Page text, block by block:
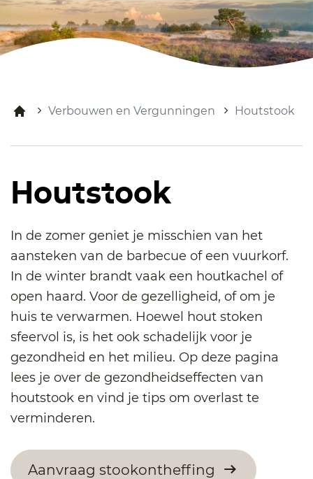
Verbouwen en Vergunningen Houtstook
Houtstook
In de zomer geniet je misschien van het
aansteken van de barbecue of een vuurkorf.
In de winter brandt vaak een houtkachel of
open haard. Voor de gezelligheid, of om je
huis te verwarmen. Hoewel hout stoken
sfeervol is, is het ook schadelijk voor je
gezondheid en het milieu. Op deze pagina
lees je over de gezondheidseffecten van
houtstook en vind je tips om overlast te
verminderen.
Aanvraag stookontheffing